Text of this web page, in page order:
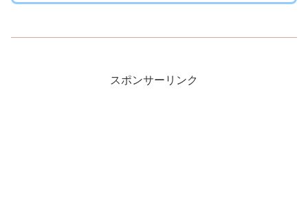
スポンサーリンク